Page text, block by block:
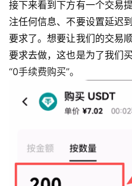
接下来看到下方有一个交易
注任何信息、不要设置延迟
要求了。想要让我们的交易
要求去做，这也是为了我们
“0手续费购买”。